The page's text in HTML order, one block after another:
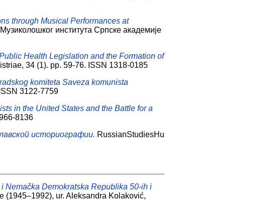
through Musical Performances at
института Српске академије
Health Legislation and the Formation of
34 (1). pp. 59-76. ISSN 1318-0185
komiteta Saveza komunista
3122-7759
in the United States and the Battle for a
8136
историографии. RussianStudiesHu
Nemačka Demokratska Republika 50-ih i
(1945–1992), ur. Aleksandra Kolaković,